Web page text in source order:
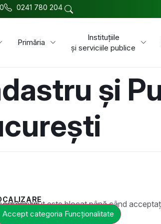
0241 780 204
Primăria
Instituțiile
și serviciile publice
și
blocat până când acceptați categoria corespunzătoare de cookie-uri.
Accept categoria Funcționalitate